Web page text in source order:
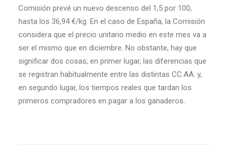
Comisión prevé un nuevo descenso del 1,5 por 100,
hasta los 36,94 €/kg. En el caso de España, la Comisión
considera que el precio unitario medio en este mes va a
ser el mismo que en diciembre. No obstante, hay que
significar dos cosas; en primer lugar, las diferencias que
se registran habitualmente entre las distintas CC.AA. y,
en segundo lugar, los tiempos reales que tardan los
primeros compradores en pagar a los ganaderos.